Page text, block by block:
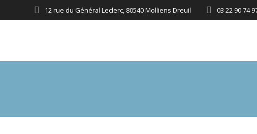
12 rue du Général Leclerc, 80540 Molliens Dreuil 03 22 90 74